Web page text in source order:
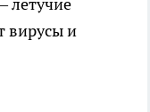
летучие
вирусы и